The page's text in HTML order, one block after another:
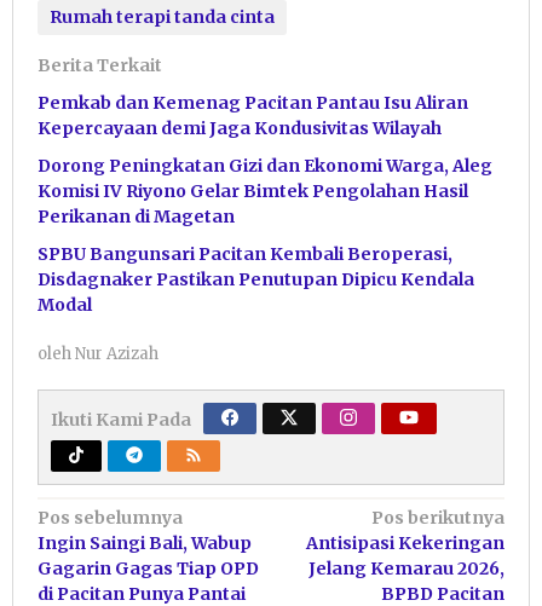
Rumah terapi tanda cinta
Berita Terkait
Pemkab dan Kemenag Pacitan Pantau Isu Aliran
Kepercayaan demi Jaga Kondusivitas Wilayah
Dorong Peningkatan Gizi dan Ekonomi Warga, Aleg
Komisi IV Riyono Gelar Bimtek Pengolahan Hasil
Perikanan di Magetan
SPBU Bangunsari Pacitan Kembali Beroperasi,
Disdagnaker Pastikan Penutupan Dipicu Kendala
Modal
olehNur Azizah
Ikuti Kami Pada
Navigasi
pos
Pos sebelumnya
Ingin Saingi Bali, Wabup
Gagarin Gagas Tiap OPD
di Pacitan Punya Pantai
Pos berikutnya
Antisipasi Kekeringan
Jelang Kemarau 2026,
BPBD Pacitan